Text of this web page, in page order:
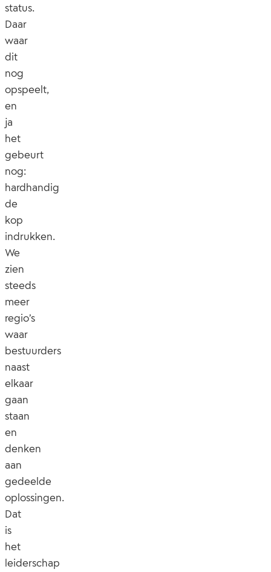
status.
Daar
waar
dit
nog
opspeelt,
en
ja
het
gebeurt
nog:
hardhandig
de
kop
indrukken.
We
zien
steeds
meer
regio’s
waar
bestuurders
naast
elkaar
gaan
staan
en
denken
aan
gedeelde
oplossingen.
Dat
is
het
leiderschap